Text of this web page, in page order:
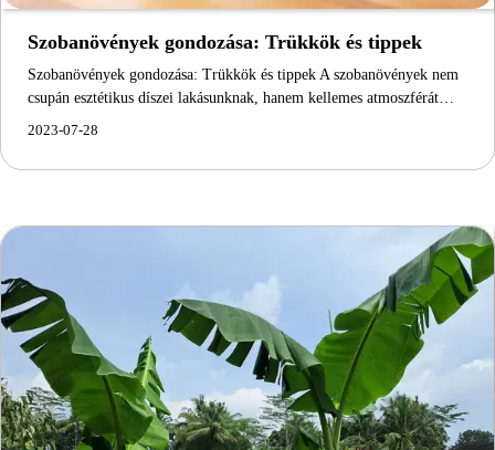
Szobanövények gondozása: Trükkök és tippek
Szobanövények gondozása: Trükkök és tippek A szobanövények nem
csupán esztétikus díszei lakásunknak, hanem kellemes atmoszférát…
2023-07-28